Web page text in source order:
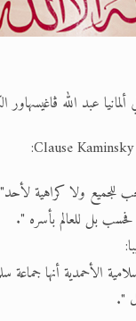
ألمانيا عبد الله
ولا كراهية لأحد"
فحسب بل للعالم بأسره ".
الأحمدية أنها
".